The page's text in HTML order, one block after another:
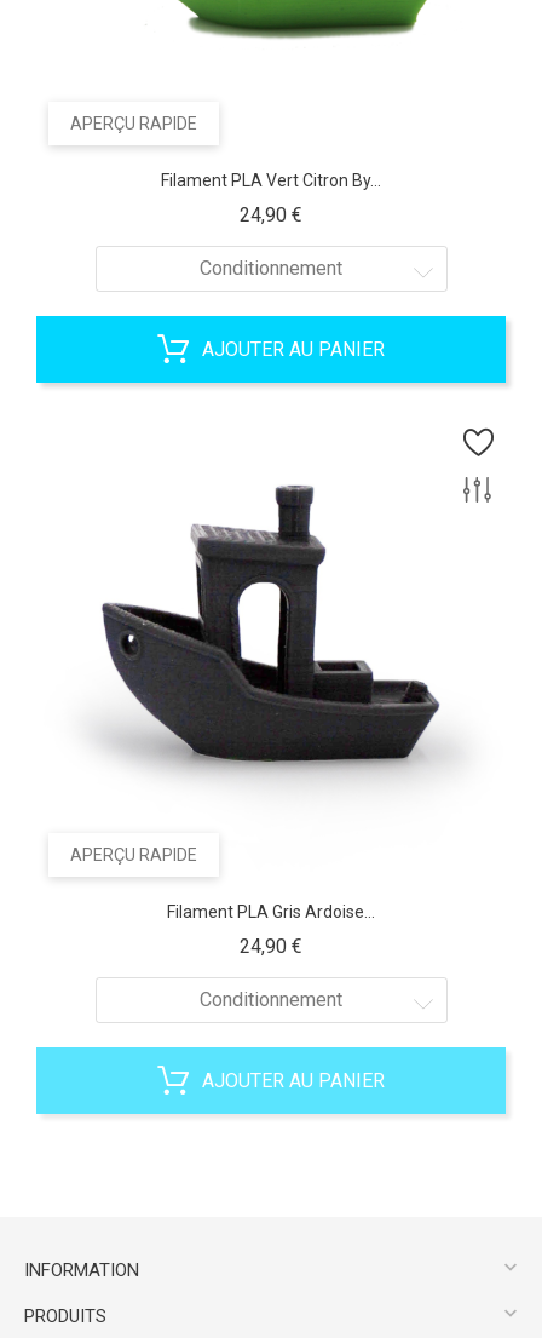
APERÇU RAPIDE
Filament PLA Vert Citron By...
24,90 €
Conditionnement
AJOUTER AU PANIER
APERÇU RAPIDE
Filament PLA Gris Ardoise...
24,90 €
Conditionnement
AJOUTER AU PANIER
INFORMATION 
PRODUITS 